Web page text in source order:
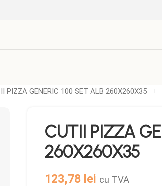
Sticle de plastic
Tava autoservire
PIZZA GENERIC 100 SET ALB 260X260X35
CUTII PIZZA
260X260X35
123,78 lei cu TVA